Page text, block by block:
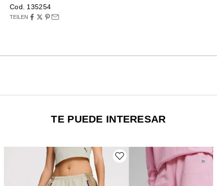
Cod. 135254
TEILEN
TE PUEDE INTERESAR